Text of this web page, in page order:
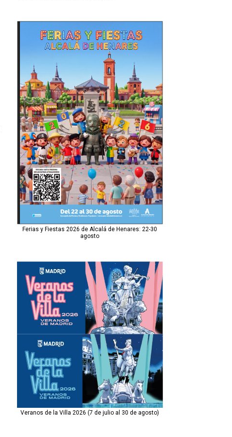
Ferias y Fiestas 2026 de Alcalá de Henares: 22-30
agosto
Veranos de la Villa 2026 (7 de julio al 30 de agosto)